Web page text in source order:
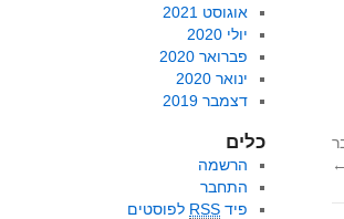
←
אוגוסט 2021
יולי 2020
פברואר 2020
ינואר 2020
דצמבר 2019
כלים
הרשמה
התחבר
פיד RSS לפוסטים